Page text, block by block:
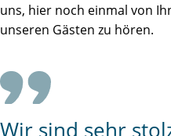
uns, hier noch einmal von
unseren Gästen zu hören.
Wir sind sehr